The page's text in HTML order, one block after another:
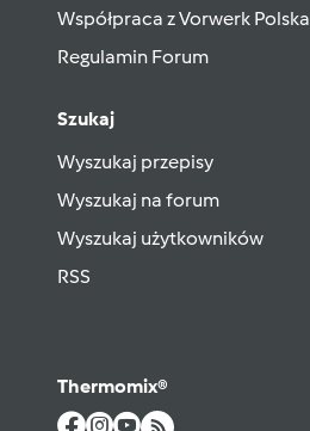
Współpraca z Vorwerk Polska
Regulamin Forum
Szukaj
Wyszukaj przepisy
Wyszukaj na forum
Wyszukaj użytkowników
RSS
Thermomix®